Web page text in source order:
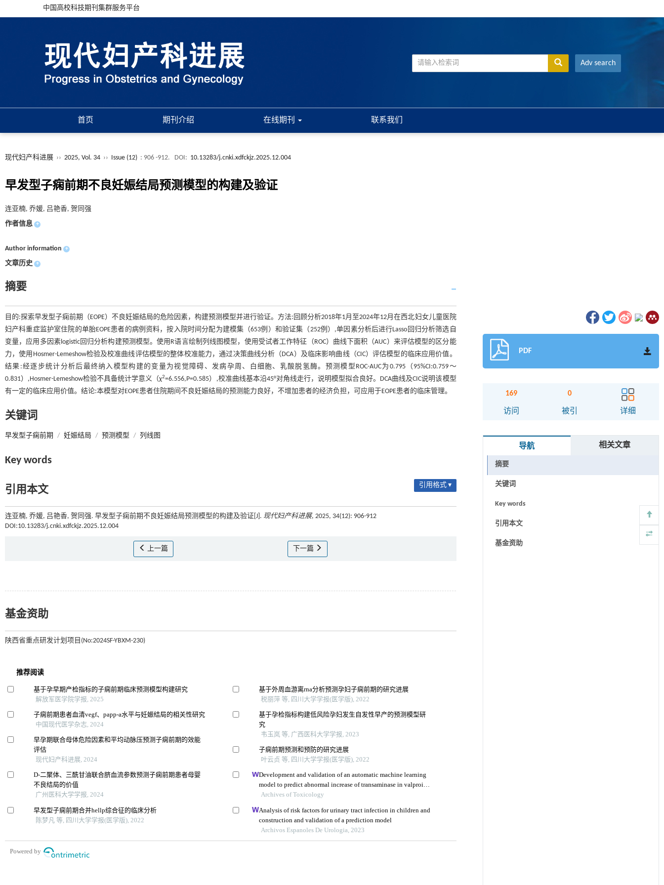
中国高校科技期刊集群服务平台
Adv search
首页 期刊介绍 在线期刊 联系我们
现代妇产科进展 ›› 2025, Vol. 34 ›› Issue (12) : 906 -912. DOI: 10.13283/j.cnki.xdfckjz.2025.12.004
早发型子痫前期不良妊娠结局预测模型的构建及验证
连亚楠, 乔媛, 吕艳香, 贺同强
作者信息 +
Author information +
文章历史 +
摘要
目的:探索早发型子痫前期（EOPE）不良妊娠结局的危险因素，构建预测模型并进行验证。方法:回顾分析2018年1月至2024年12月在西北妇女儿童医院
妇产科重症监护室住院的单胎EOPE患者的病例资料，按入院时间分配为建模集（653例）和验证集（252例）,单因素分析后进行Lasso回归分析筛选自
变量，应用多因素logistic回归分析构建预测模型。使用R语言绘制列线图模型，使用受试者工作特征（ROC）曲线下面积（AUC）来评估模型的区分能
力，使用Hosmer-Lemeshow检验及校准曲线评估模型的整体校准能力，通过决策曲线分析（DCA）及临床影响曲线（CIC）评估模型的临床应用价值。
结果:经逐步统计分析后最终纳入模型构建的变量为视觉障碍、发病孕周、白细胞、乳酸脱氢酶。预测模型ROC-AUC为0.795（95%CI:0.759～
0.831）,Hosmer-Lemeshow检验不具备统计学意义（χ2=6.556,P=0.585）,校准曲线基本沿45°对角线走行，说明模型拟合良好。DCA曲线及CIC说明该模型
有一定的临床应用价值。结论:本模型对EOPE患者住院期间不良妊娠结局的预测能力良好，不增加患者的经济负担，可应用于EOPE患者的临床管理。
关键词
早发型子痫前期 / 妊娠结局 / 预测模型 / 列线图
Key words
引用本文 引用格式 ▾
连亚楠, 乔媛, 吕艳香, 贺同强. 早发型子痫前期不良妊娠结局预测模型的构建及验证[J]. 现代妇产科进展, 2025, 34(12): 906-912
DOI:10.13283/j.cnki.xdfckjz.2025.12.004
上一篇 下一篇
基金资助
陕西省重点研发计划项目(No:2024SF-YBXM-230)
PDF
169
访问
0
被引 详细
导航 相关文章
摘要
关键词
Key words
引用本文
基金资助